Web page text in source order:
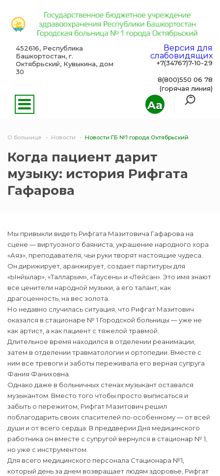
Aa
452616, Республика
Башкортостан, г.
Октябрьский, Кувыкина, дом
30
Версия для
слабовидящих
+7(34767)7-10-29
8(800)550 06 78
(горячая линия)
О больнице Новости Новости ГБ №1 города Октябрьский
Когда пациент дарит
музыку: история Рифгата
Гафарова
Мы привыкли видеть Рифгата Мазитовича Гафарова на
сцене — виртуозного баяниста, украшение народного хора
«Аяз», преподавателя, чьи руки творят настоящие чудеса.
Он дирижирует, аранжирует, создает партитуры для
«Ынйылар», «Талларым», «Таусень» и «Лейсан». Это имя знают
все ценители народной музыки, а его талант, как
драгоценность, на вес золота.
Но недавно случилась ситуация, что Рифгат Мазитович
оказался в стационаре № 1 Городской больницы — уже не
как артист, а как пациент с тяжелой травмой.
Длительное время находился в отделении реанимации,
затем в отделении травматологии и ортопедии. Вместе с
ним все тревоги и заботы переживала его верная супруга
Фания Фаниховна.
Однако даже в больничных стенах музыкант оставался
музыкантом. Вместо того чтобы просто выписаться и
забыть о пережитом, Рифгат Мазитович решил
поблагодарить своих спасителей по-особенному — от всей
души и от всего сердца. В преддверии Дня медицинского
работника он вместе с супругой вернулся в стационар № 1,
но уже с инструментом.
Для всего медицинского персонала Стационара №1,
который день за днем возвращает людям здоровье, Рифгат